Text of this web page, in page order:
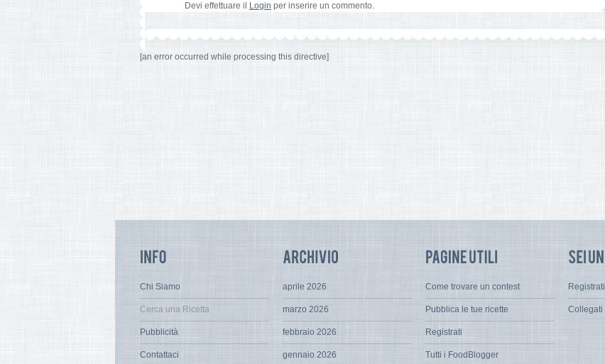
Devi effettuare il Login per inserire un commento.
[an error occurred while processing this directive]
Chi Siamo
Cerca una Ricetta
Pubblicità
Contattaci
aprile 2026
marzo 2026
febbraio 2026
gennaio 2026
Come trovare un contest
Pubblica le tue ricette
Registrati
Tutti i FoodBlogger
Registrati
Collegati